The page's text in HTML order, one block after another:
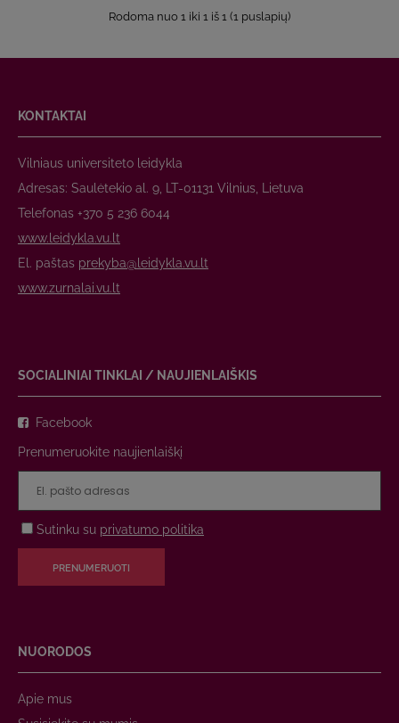
Rodoma nuo 1 iki 1 iš 1 (1 puslapių)
KONTAKTAI
Vilniaus universiteto leidykla
Adresas: Saulėtekio al. 9, LT-01131 Vilnius, Lietuva
Telefonas +370 5 236 6044
www.leidykla.vu.lt
El. paštas prekyba@leidykla.vu.lt
www.zurnalai.vu.lt
SOCIALINIAI TINKLAI / NAUJIENLAIŠKIS
Facebook
Prenumeruokite naujienlaiškį
Sutinku su privatumo politika
PRENUMERUOTI
NUORODOS
Apie mus